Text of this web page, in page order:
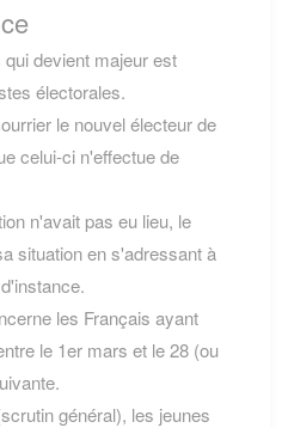
devient majeur est
électorales.
le nouvel électeur de
celui-ci n'effectue de
n'avait pas eu lieu, le
situation en s'adressant à
les Français ayant
le 1er mars et le 28 (ou
général), les jeunes